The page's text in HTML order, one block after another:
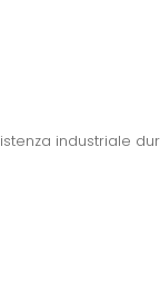
industriale